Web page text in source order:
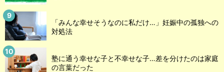
「みんな幸せそうなのに私だけ…」妊娠中の孤独への
対処法
塾に通う幸せな子と不幸せな子…差を分けたのは家庭
の言葉だった